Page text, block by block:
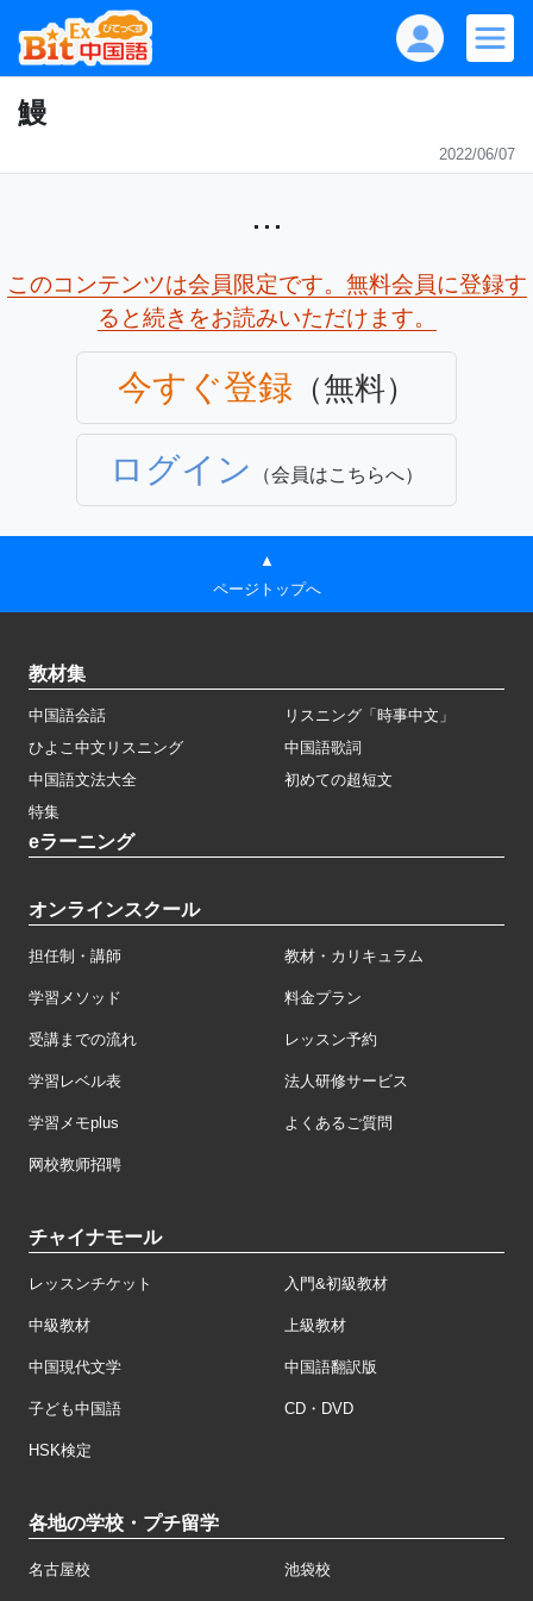
鰻
2022/06/07
...
このコンテンツは会員限定です。無料会員に登録す
ると続きをお読みいただけます。
今すぐ登録 （無料）
ログイン （会員はこちらへ）
▲
ページトップへ
教材集
中国語会話
リスニング「時事中文」
ひよこ中文リスニング
中国語歌詞
中国語文法大全
初めての超短文
特集
eラーニング
オンラインスクール
担任制・講師 教材・カリキュラム
学習メソッド 料金プラン
受講までの流れ レッスン予約
学習レベル表 法人研修サービス
学習メモplus よくあるご質問
网校教师招聘
チャイナモール
レッスンチケット 入門&初級教材
中級教材 上級教材
中国現代文学 中国語翻訳版
子ども中国語 CD・DVD
HSK検定
各地の学校・プチ留学
名古屋校 池袋校